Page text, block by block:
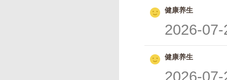
健康养生
2026-
健康养生
2026-